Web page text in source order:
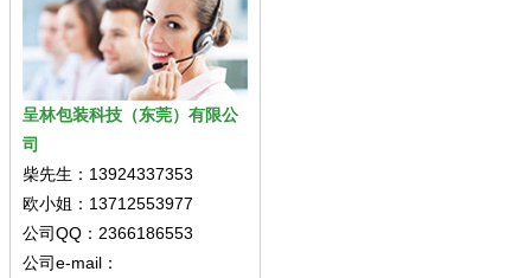
呈林包装科技（东莞）有限公
司
柴先生：13924337353
欧小姐：13712553977
公司QQ：2366186553
公司e-mail：